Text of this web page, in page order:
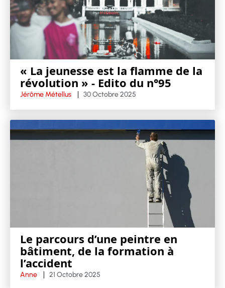
« La jeunesse est la flamme de la
révolution » - Edito du n°95
Jérôme Métellus 30 Octobre 2025
Le parcours d’une peintre en
bâtiment, de la formation à
l’accident
Anne 21 Octobre 2025